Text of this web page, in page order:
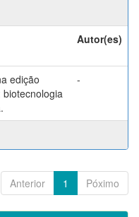
Autor(es)
edição
-
Anterior 1 Póximo